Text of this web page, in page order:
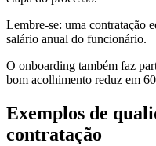
Lembre-se: uma contratação
salário anual do funcionário.
O onboarding também faz
bom acolhimento reduz em
Exemplos de
contratação